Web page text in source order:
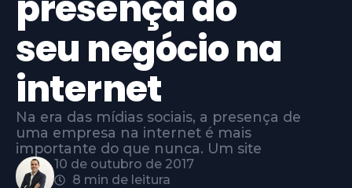
seu negócio na
internet
Na era das mídias sociais, a presença de
uma empresa na internet é mais
importante do que nunca. Um site
10 de outubro de 2017
8 min de leitura